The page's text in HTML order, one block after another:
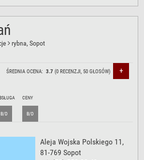
rybna, Sopot
ŚREDNIA OCENA:3.7 (0 RECENZJI, 50 GŁOSÓW) +
B/D
CENY
B/D
Aleja Wojska Polskiego 11 ,
81-769 Sopot